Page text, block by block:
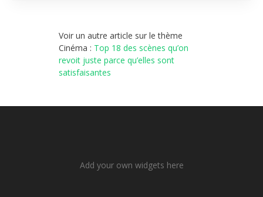
Voir un autre article sur le thème
Cinéma : Top 18 des scènes qu’on
revoit juste parce qu’elles sont
satisfaisantes
Add your own widgets here